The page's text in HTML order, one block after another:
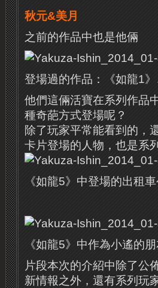
秋元&美月
之前的作品中也是他倆
登場過的作品：《如龍1
他們這倆活寶在系列作品
種奇葩方式登場呢？
除了玩家平常能看到的，
卡片登場的人物，也是系
《如龍5》中登場的出租
《如龍5》中作為小遙的
片段本次的介紹中除了公
新情報之外，還有系列玩